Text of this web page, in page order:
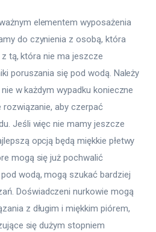
elementem wyposażenia
do czynienia z osobą, która
tą, która nie ma jeszcze
poruszania się pod wodą. Należy
w każdym wypadku konieczne
aby czerpać
Jeśli więc nie mamy jeszcze
opcją będą miękkie płetwy
mogą się już pochwalić
wodą, mogą szukać bardziej
Doświadczeni nurkowie mogą
z długim i miękkim piórem,
się dużym stopniem